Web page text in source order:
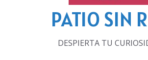
PATIO SIN
DESPIERTA TU